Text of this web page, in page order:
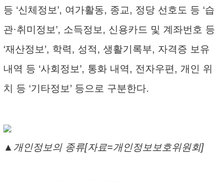
등 ‘신체정보’, 여가활동, 종교, 정당 선호도 등 ‘습
관·취미정보’, 소득정보, 신용카드 및 계좌번호 등
‘재산정보’, 학력, 성적, 생활기록부, 자격증 보유
내역 등 ‘사회정보’, 통화 내역, 전자우편, 개인 위
치 등 ‘기타정보’ 등으로 구분한다.
▲개인정보의 종류[자료=개인정보보호위원회]